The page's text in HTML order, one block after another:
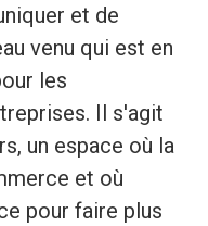
et de
venu qui est en
les
Il s'agit
un espace où la
et où
pour faire plus